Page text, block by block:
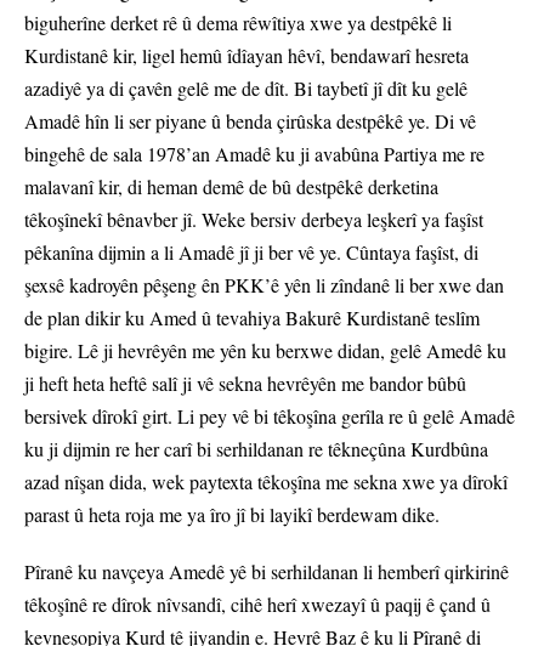
biguherîne derket rê û dema rêwîtiya xwe ya destpêkê li
Kurdistanê kir, ligel hemû îdîayan hêvî, bendawarî hesreta
azadiyê ya di çavên gelê me de dît. Bi taybetî jî dît ku gelê
Amadê hîn li ser piyane û benda çirûska destpêkê ye. Di vê
bingehê de sala 1978’an Amadê ku ji avabûna Partiya me re
malavanî kir, di heman demê de bû destpêkê derketina
têkoşînekî bênavber jî. Weke bersiv derbeya leşkerî ya faşîst
pêkanîna dijmin a li Amadê jî ji ber vê ye. Cûntaya faşîst, di
şexsê kadroyên pêşeng ên PKK’ê yên li zîndanê li ber xwe dan
de plan dikir ku Amed û tevahiya Bakurê Kurdistanê teslîm
bigire. Lê ji hevrêyên me yên ku berxwe didan, gelê Amedê ku
ji heft heta heftê salî ji vê sekna hevrêyên me bandor bûbû
bersivek dîrokî girt. Li pey vê bi têkoşîna gerîla re û gelê Amadê
ku ji dijmin re her carî bi serhildanan re têkneçûna Kurdbûna
azad nîşan dida, wek paytexta têkoşîna me sekna xwe ya dîrokî
parast û heta roja me ya îro jî bi layikî berdewam dike.
Pîranê ku navçeya Amedê yê bi serhildanan li hemberî qirkirinê
têkoşînê re dîrok nîvsandî, cihê herî xwezayî û paqij ê çand û
kevneşopiya Kurd tê jiyandin e. Hevrê Baz ê ku li Pîranê di